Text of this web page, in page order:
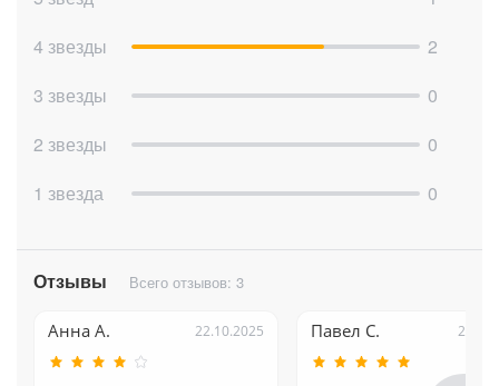
задач в сравнении со скоростью закрытия.
4 звезды
2
3 звезды
0
2 звезды
0
1 звезда
0
Отзывы Всего отзывов: 3
Анна А. 22.10.2025 Павел С.